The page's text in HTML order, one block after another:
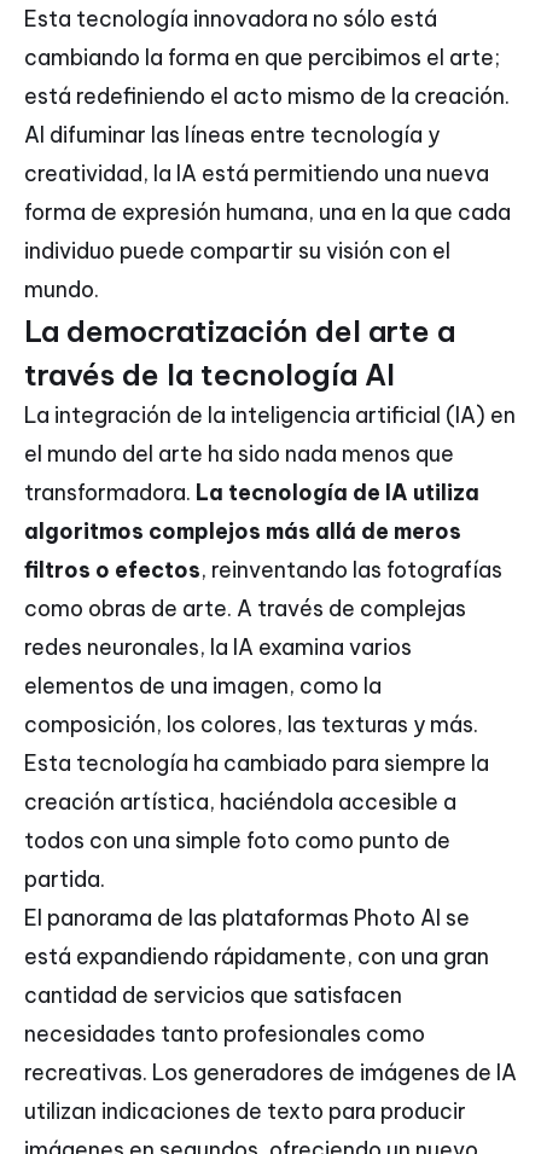
Esta tecnología innovadora no sólo está
cambiando la forma en que percibimos el arte;
está redefiniendo el acto mismo de la creación.
Al difuminar las líneas entre tecnología y
creatividad, la IA está permitiendo una nueva
forma de expresión humana, una en la que cada
individuo puede compartir su visión con el
mundo.
La democratización del arte a
través de la tecnología AI
La integración de la inteligencia artificial (IA) en
el mundo del arte ha sido nada menos que
transformadora. La tecnología de IA utiliza
algoritmos complejos más allá de meros
filtros o efectos, reinventando las fotografías
como obras de arte. A través de complejas
redes neuronales, la IA examina varios
elementos de una imagen, como la
composición, los colores, las texturas y más.
Esta tecnología ha cambiado para siempre la
creación artística, haciéndola accesible a
todos con una simple foto como punto de
partida.
El panorama de las plataformas Photo AI se
está expandiendo rápidamente, con una gran
cantidad de servicios que satisfacen
necesidades tanto profesionales como
recreativas. Los generadores de imágenes de IA
utilizan indicaciones de texto para producir